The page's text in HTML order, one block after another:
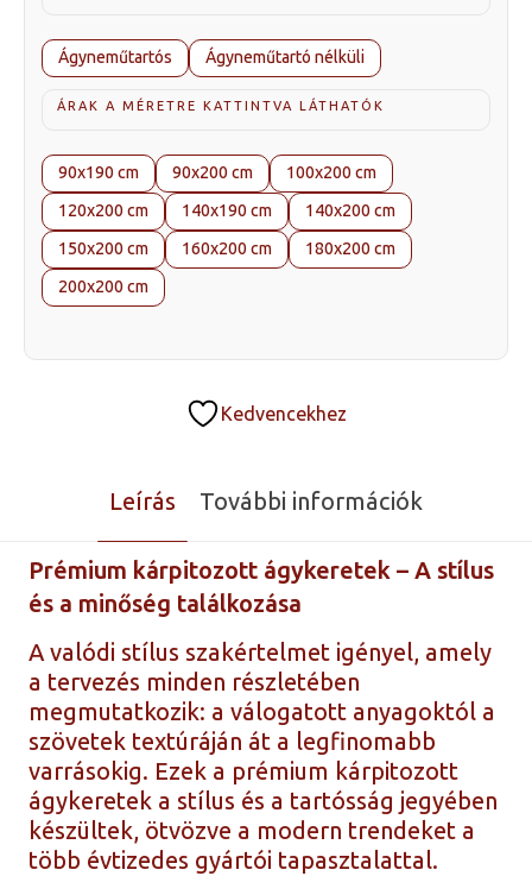
Ágyneműtartós Ágyneműtartó nélküli
ÁRAK A MÉRETRE KATTINTVA LÁTHATÓK
90x190 cm 90x200 cm
100x200 cm
120x200 cm
140x190 cm
140x200 cm
150x200 cm
160x200 cm
180x200 cm
200x200 cm
Kedvencekhez
Leírás További információk
Prémium kárpitozott ágykeretek – A stílus
és a minőség találkozása
A valódi stílus szakértelmet igényel, amely
a tervezés minden részletében
megmutatkozik: a válogatott anyagoktól a
szövetek textúráján át a legfinomabb
varrásokig. Ezek a prémium kárpitozott
ágykeretek a stílus és a tartósság jegyében
készültek, ötvözve a modern trendeket a
több évtizedes gyártói tapasztalattal.